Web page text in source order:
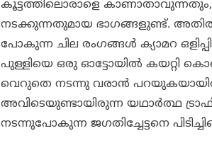
കൂട്ടത്തിലൊരാളെ
നടക്കുന്നതുമായ ഭാഗങ്ങളുണ്ട്.
പോകുന്ന ചില രംഗങ്ങൾ ക്യാമറ
പുള്ളിയെ ഒരു ഓട്ടോയിൽ കയറ്റി
വെറുതെ നടന്നു വരാൻ
അവിടെയുണ്ടായിരുന്ന യഥാർത്ഥ
നടന്നുപോകുന്ന ജഗതിച്ചേട്ടനെ